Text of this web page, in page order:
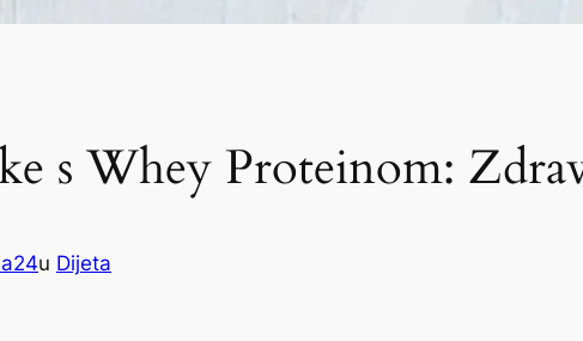
s Whey Proteinom:
u Dijeta